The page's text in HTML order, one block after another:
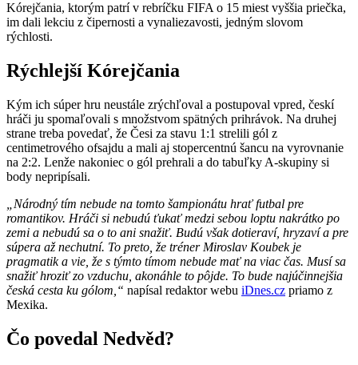
Kórejčania, ktorým patrí v rebríčku FIFA o 15 miest vyššia priečka,
im dali lekciu z čipernosti a vynaliezavosti, jedným slovom
rýchlosti.
Rýchlejší Kórejčania
Kým ich súper hru neustále zrýchľoval a postupoval vpred, českí
hráči ju spomaľovali s množstvom spätných prihrávok. Na druhej
strane treba povedať, že Česi za stavu 1:1 strelili gól z
centimetrového ofsajdu a mali aj stopercentnú šancu na vyrovnanie
na 2:2. Lenže nakoniec o gól prehrali a do tabuľky A-skupiny si
body nepripísali.
„Národný tím nebude na tomto šampionátu hrať futbal pre
romantikov. Hráči si nebudú ťukať medzi sebou loptu nakrátko po
zemi a nebudú sa o to ani snažiť. Budú však dotieraví, hryzaví a pre
súpera až nechutní. To preto, že tréner Miroslav Koubek je
pragmatik a vie, že s týmto tímom nebude mať na viac čas. Musí sa
snažiť hroziť zo vzduchu, akonáhle to pôjde. To bude najúčinnejšia
česká cesta ku gólom,“ napísal redaktor webu iDnes.cz priamo z
Mexika.
Čo povedal Nedvěd?